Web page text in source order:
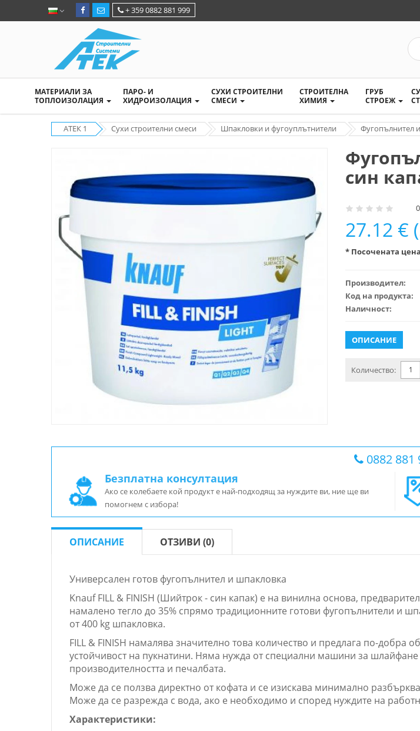
+ 359 0882 881 999
МАТЕРИАЛИ ЗА
ТОПЛОИЗОЛАЦИЯ
ПАРО- И
ХИДРОИЗОЛАЦИЯ
СУХИ СТРОИТЕЛНИ
СМЕСИ
СТРОИТЕЛНА
ХИМИЯ
ГРУБ
СТРОЕЖ
АТЕК 1 Сухи строителни смеси Шпакловки и фугоуплътнители Фугопълнител
син
27.12 €
* Посочената
Производител:
Код на продукта:
Наличност:
ОПИСАНИЕ
Количество:
0882 881
Безплатна консултация
Ако се колебаете кой продукт е най-подходящ за нуждите ви, ние ще ви
помогнем с избора!
ОПИСАНИЕ ОТЗИВИ (0)
Универсален готов фугопълнител и шпакловка
Knauf FILL & FINISH (Шийтрок - син капак) е на винилна основа,
намалено тегло до 35% спрямо традиционните готови фугопълнители и
от 400 kg шпакловка.
FILL & FINISH намалява значително това количество и предлага по-добра
устойчивост на пукнатини. Няма нужда от специални машини за
производителността и печалбата.
Може да се ползва директно от кофата и се изискава минимално
Може да се разрежда с вода, ако е необходимо и според нуждите на
Характеристики: